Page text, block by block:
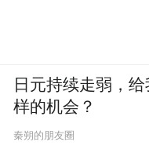
日元持续走弱，
样的机会？
秦朔的朋友圈